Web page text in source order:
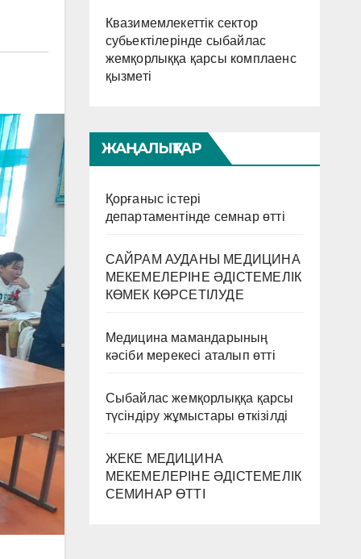
Квазимемлекеттік сектор
субьектілерінде сыбайлас
жемқорлыққа қарсы комплаенс
қызметі
ЖАҢАЛЫҚТАР
Қорғаныс істері
департаментінде семнар өтті
САЙРАМ АУДАНЫ МЕДИЦИНА
МЕКЕМЕЛЕРІНЕ ӘДІСТЕМЕЛІК
КӨМЕК КӨРСЕТІЛУДЕ
Медицина мамандарының
кәсіби мерекесі аталып өтті
Сыбайлас жемқорлыққа қарсы
түсіндіру жұмыстары өткізілді
ЖЕКЕ МЕДИЦИНА
МЕКЕМЕЛЕРІНЕ ӘДІСТЕМЕЛІК
СЕМИНАР ӨТТІ